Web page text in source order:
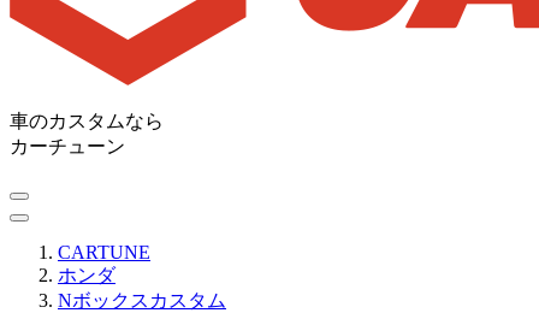
車のカスタムなら
カーチューン
CARTUNE
ホンダ
Nボックスカスタム